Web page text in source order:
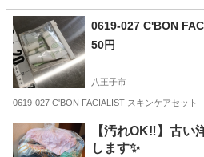
東京 大田区
0619-027 C'BON
50円
八王子市
0619-027 C'BON FACIALIST スキンケアセッ
東京 八王子市 スキンケア 現地
【汚れOK‼️】古い
します✨